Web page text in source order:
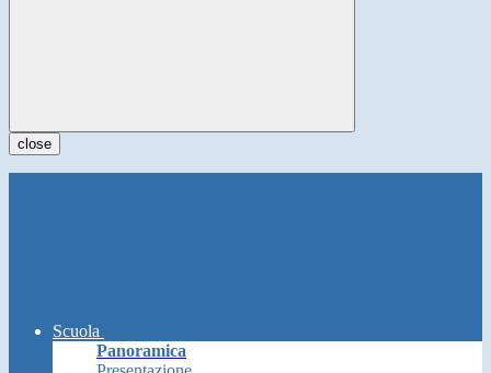
close
Scuola
Panoramica